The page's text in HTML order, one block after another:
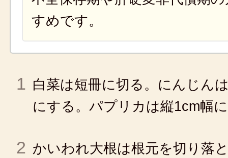
すめです。
1 白菜は短冊に切る。にんじん
にする。パプリカは縦1cm幅
2 かいわれ大根は根元を切り落